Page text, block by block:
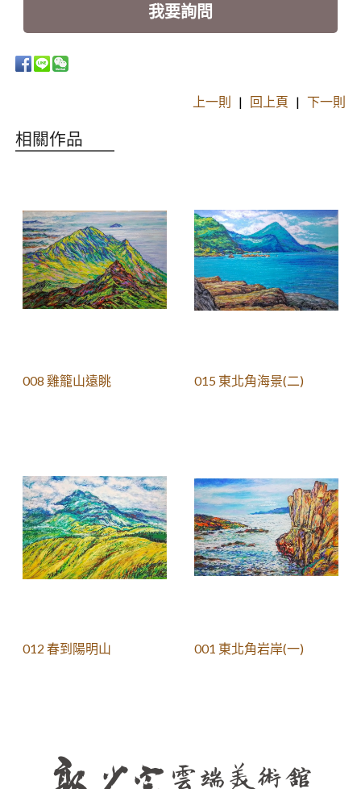
我要詢問
上一則 | 回上頁 |下一則
相關作品
008 雞籠山遠眺 015 東北角海景(二)
012 春到陽明山 001 東北角岩岸(一)